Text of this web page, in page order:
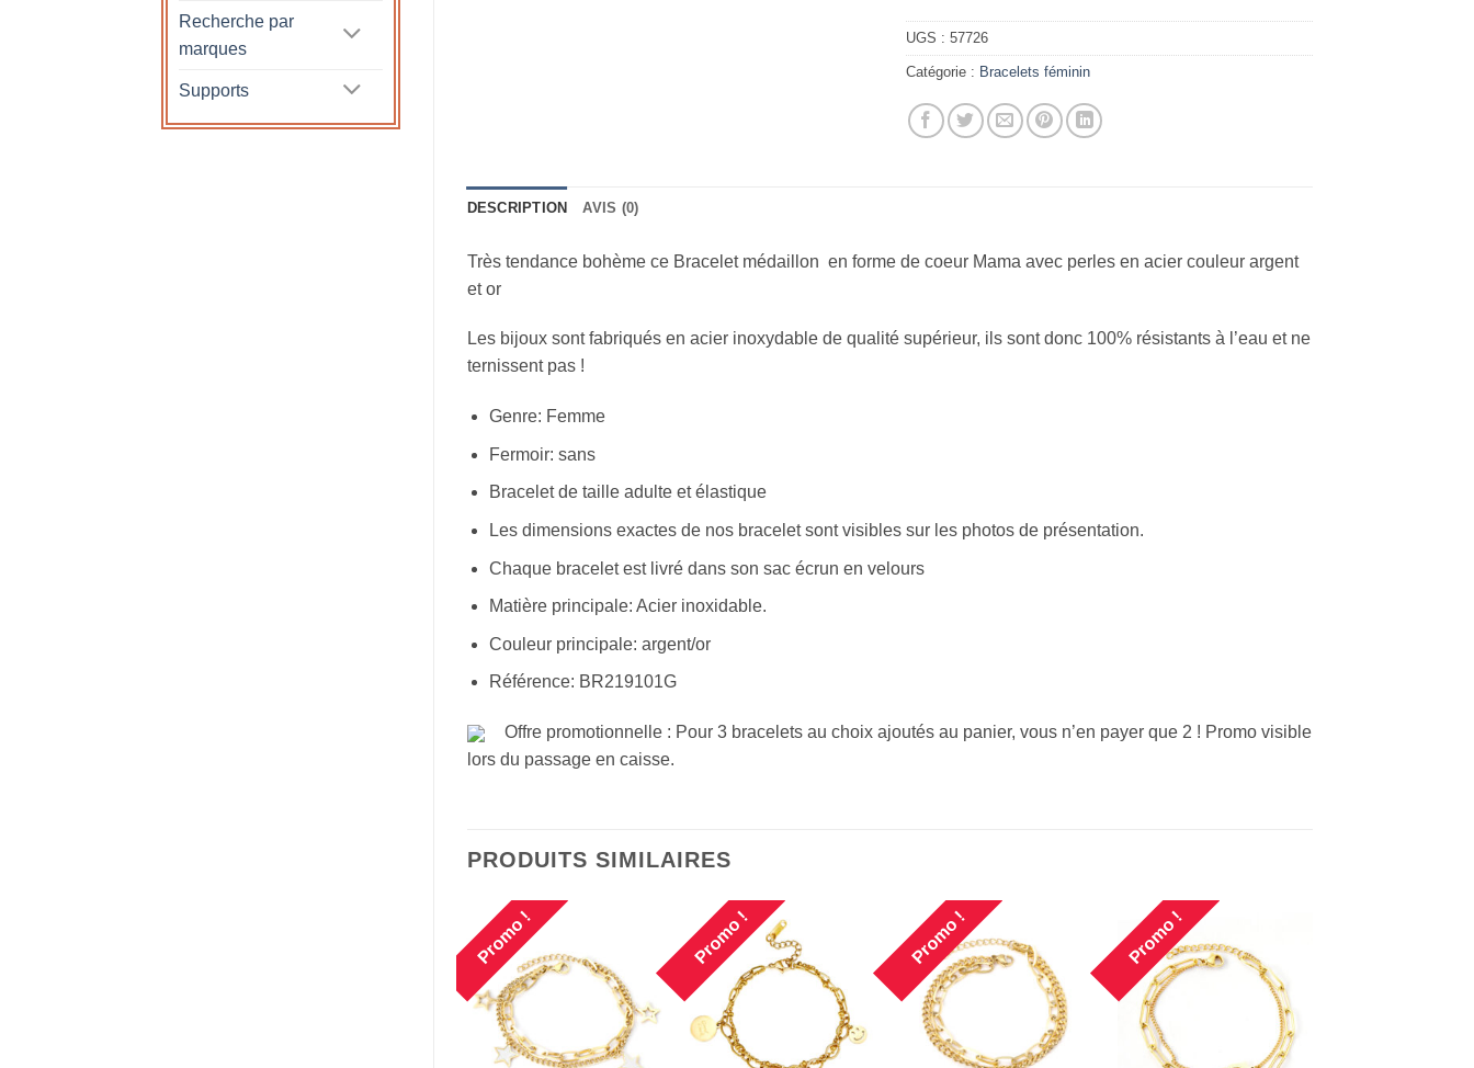
Recherche par
marques
Supports
UGS :57726
Catégorie : Bracelets féminin
DESCRIPTION AVIS (0)
Très tendance bohème ce Bracelet médaillon en forme de coeur Mama avec perles en acier couleur argent
et or
Les bijoux sont fabriqués en acier inoxydable de qualité supérieur, ils sont donc 100% résistants à l’eau et ne
ternissent pas !
Genre: Femme
Fermoir: sans
Bracelet de taille adulte et élastique
Les dimensions exactes de nos bracelet sont visibles sur les photos de présentation.
Chaque bracelet est livré dans son sac écrun en velours
Matière principale: Acier inoxidable.
Couleur principale: argent/or
Référence: BR219101G
Offre promotionnelle : Pour 3 bracelets au choix ajoutés au panier, vous n’en payer que 2 ! Promo visible
lors du passage en caisse.
PRODUITS SIMILAIRES
Promo ! Promo ! Promo ! Promo !